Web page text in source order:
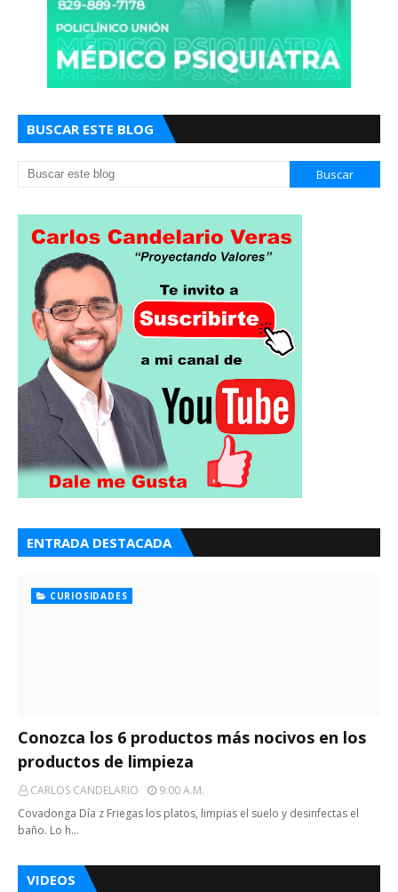
BUSCAR ESTE BLOG
ENTRADA DESTACADA
CURIOSIDADES
Conozca los 6 productos más nocivos en los
productos de limpieza
CARLOS CANDELARIO
9:00 A.m.
Covadonga Día z Friegas los platos, limpias el suelo y desinfectas el
baño. Lo h…
VIDEOS